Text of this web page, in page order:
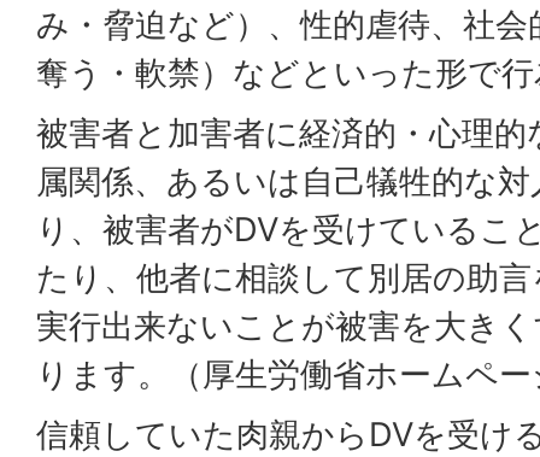
み・脅迫など）、性的虐待、社
奪う・軟禁）などといった形で
被害者と加害者に経済的・心理
属関係、あるいは自己犠牲的な
り、被害者がDVを受けているこ
たり、他者に相談して別居の助
実行出来ないことが被害を大き
ります。（厚生労働省ホームペ
信頼していた肉親からDVを受け